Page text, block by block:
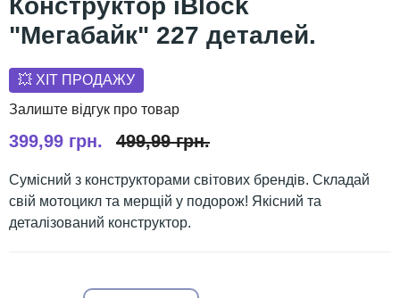
Конструктор iBlock
"Мегабайк" 227 деталей.
💥 ХІТ ПРОДАЖУ
399,99 грн. 499,99 грн.
Сумісний з конструкторами світових брендів. Складай
свій мотоцикл та мерщій у подорож! Якісний та
деталізований конструктор.